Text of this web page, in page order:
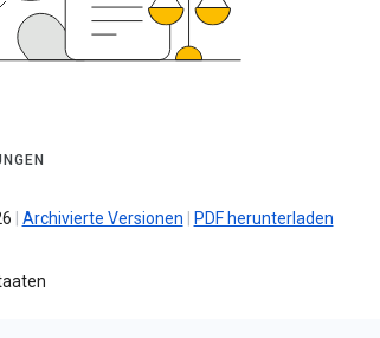
Archivierte Versionen PDF herunterladen